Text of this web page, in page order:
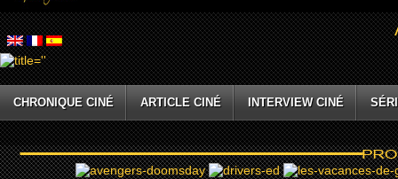
CHRONIQUE CINÉ ARTICLE CINÉ INTERVIEW CINÉ